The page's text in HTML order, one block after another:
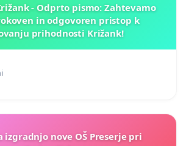
- Odprto pismo: Zahtevamo
in odgovoren pristop k
prihodnosti Križank!
izgradnjo nove OŠ Preserje pri